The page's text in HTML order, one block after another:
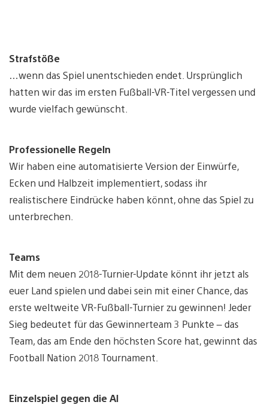
Strafstöße
…wenn das Spiel unentschieden endet. Ursprünglich
hatten wir das im ersten Fußball-VR-Titel vergessen und
wurde vielfach gewünscht.
Professionelle Regeln
Wir haben eine automatisierte Version der Einwürfe,
Ecken und Halbzeit implementiert, sodass ihr
realistischere Eindrücke haben könnt, ohne das Spiel zu
unterbrechen.
Teams
Mit dem neuen 2018-Turnier-Update könnt ihr jetzt als
euer Land spielen und dabei sein mit einer Chance, das
erste weltweite VR-Fußball-Turnier zu gewinnen! Jeder
Sieg bedeutet für das Gewinnerteam 3 Punkte – das
Team, das am Ende den höchsten Score hat, gewinnt das
Football Nation 2018 Tournament.
Einzelspiel gegen die AI